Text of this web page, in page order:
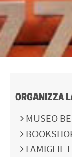
ORGANIZZA
MUSEO
FAMIGLIE